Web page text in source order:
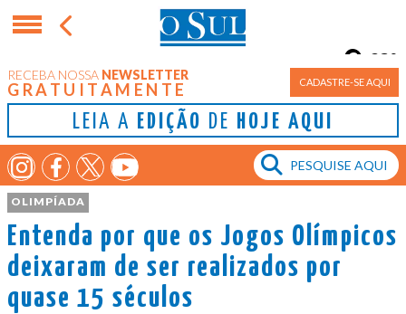
RECEBA NOSSA NEWSLETTER
GRATUITAMENTE CADASTRE-SE AQUI
LEIA A EDIÇÃO DE HOJE AQUI
Porto Alegre
23°
OLIMPÍADA
Entenda por que os Jogos Olímpicos
deixaram de ser realizados por
quase 15 séculos